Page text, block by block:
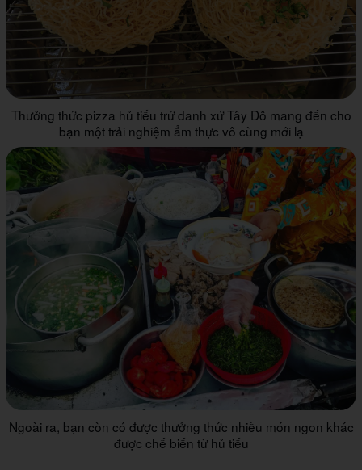
Thưởng thức pizza hủ tiếu trứ danh xứ Tây Đô mang đến cho
bạn một trải nghiệm ẩm thực vô cùng mới lạ
Ngoài ra, bạn còn có được thưởng thức nhiều món ngon khác
được chế biến từ hủ tiếu